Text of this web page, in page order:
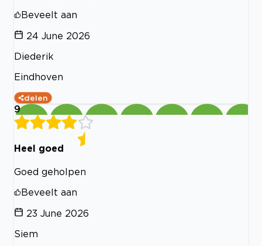
Beveelt aan
24 June 2026
Diederik
Eindhoven
delen
9
Heel goed
Goed geholpen
Beveelt aan
23 June 2026
Siem